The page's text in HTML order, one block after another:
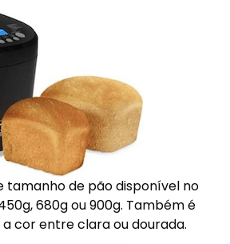
tamanho de pão disponível no
680g ou 900g. Também é
cor entre clara ou dourada.